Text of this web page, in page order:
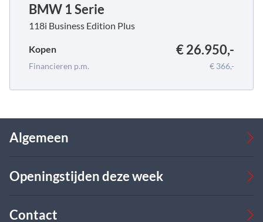
BMW 1 Serie
118i Business Edition Plus
Kopen € 26.950,-
Financieren p.m. € 366,-
Algemeen
Bedrijfswagens
Over ons
Openingstijden deze week
Ma
08:00 - 17:00
Contact